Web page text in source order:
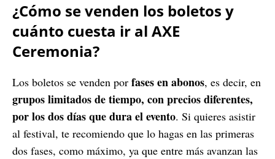
¿Cómo se venden los boletos y
cuánto cuesta ir al AXE
Ceremonia?
Los boletos se venden por fases en abonos, es decir, en
grupos limitados de tiempo, con precios diferentes,
por los dos días que dura el evento. Si quieres asistir
al festival, te recomiendo que lo hagas en las primeras
dos fases, como máximo, ya que entre más avanzan las